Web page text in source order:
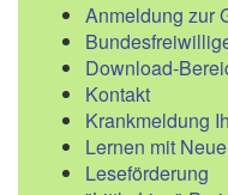
Anmeldung zur
Download-
Kontakt
Krankmeldung
Lernen mit
Leseförderung